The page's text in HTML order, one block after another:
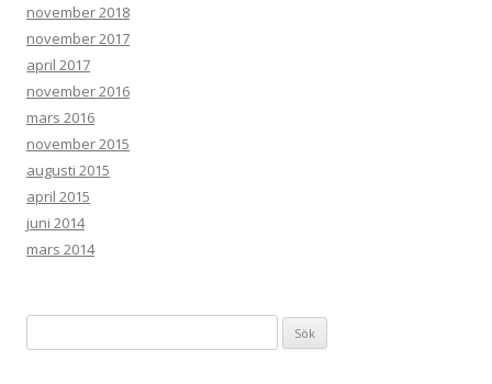
november 2018
november 2017
april 2017
november 2016
mars 2016
november 2015
augusti 2015
april 2015
juni 2014
mars 2014
efter: